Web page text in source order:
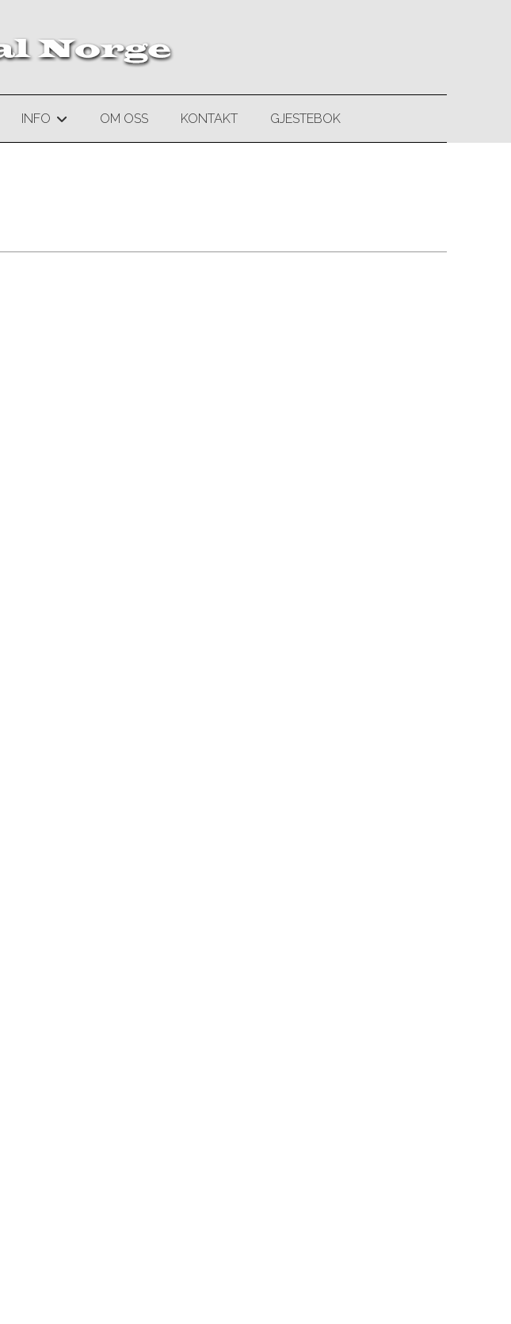
INFO OM OSS KONTAKT GJESTEBOK